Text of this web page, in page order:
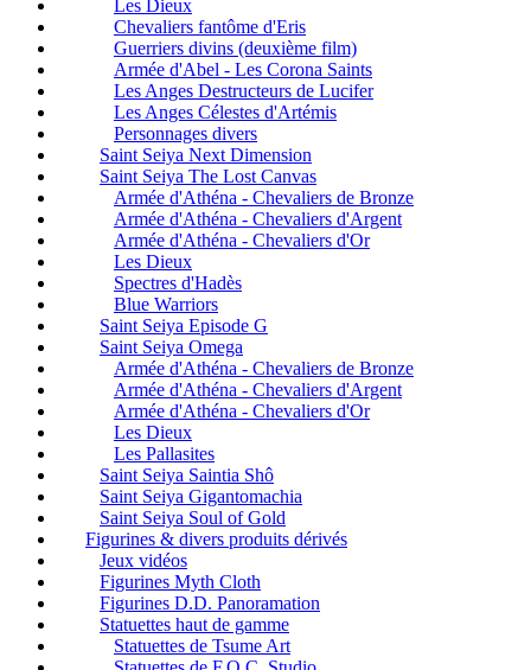
Les Dieux
Chevaliers fantôme d'Eris
Guerriers divins (deuxième film)
Armée d'Abel - Les Corona Saints
Les Anges Destructeurs de Lucifer
Les Anges Célestes d'Artémis
Personnages divers
Saint Seiya Next Dimension
Saint Seiya The Lost Canvas
Armée d'Athéna - Chevaliers de Bronze
Armée d'Athéna - Chevaliers d'Argent
Armée d'Athéna - Chevaliers d'Or
Les Dieux
Spectres d'Hadès
Blue Warriors
Saint Seiya Episode G
Saint Seiya Omega
Armée d'Athéna - Chevaliers de Bronze
Armée d'Athéna - Chevaliers d'Argent
Armée d'Athéna - Chevaliers d'Or
Les Dieux
Les Pallasites
Saint Seiya Saintia Shô
Saint Seiya Gigantomachia
Saint Seiya Soul of Gold
Figurines & divers produits dérivés
Jeux vidéos
Figurines Myth Cloth
Figurines D.D. Panoramation
Statuettes haut de gamme
Statuettes de Tsume Art